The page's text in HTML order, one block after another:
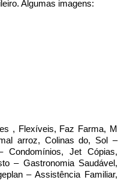
Algumas imagens:
, Flexíveis, Faz Farma, M
arroz, Colinas do, Sol –
Condomínios, Jet Cópias,
– Gastronomia Saudável,
– Assistência Familiar,